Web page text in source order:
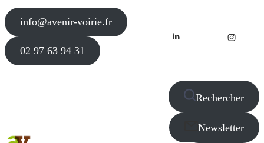
info@avenir-voirie.fr
02 97 63 94 31
Rechercher
Newsletter